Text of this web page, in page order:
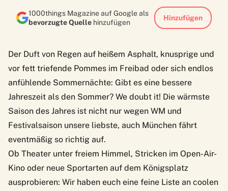
1000things Magazine auf Google als
bevorzugte Quelle hinzufügen
Hinzufügen
Der Duft von Regen auf heißem Asphalt, knusprige und
vor fett triefende Pommes im Freibad oder sich endlos
anfühlende Sommernächte: Gibt es eine bessere
Jahreszeit als den Sommer? We doubt it! Die wärmste
Saison des Jahres ist nicht nur wegen WM und
Festivalsaison unsere liebste, auch München fährt
eventmäßig so richtig auf.
Ob Theater unter freiem Himmel, Stricken im Open-Air-
Kino oder neue Sportarten auf dem Königsplatz
ausprobieren: Wir haben euch eine feine Liste an coolen